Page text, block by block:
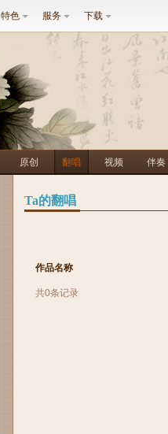
特色 服务 下载
原创 翻唱 视频 伴奏
Ta的翻唱
作品名称
共0条记录